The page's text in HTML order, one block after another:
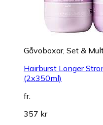
Gåvoboxar, Set &
Hairburst Longer
(2x350ml)
fr.
357 kr